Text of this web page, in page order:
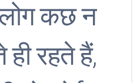
लोग कछ न
रहते हैं,